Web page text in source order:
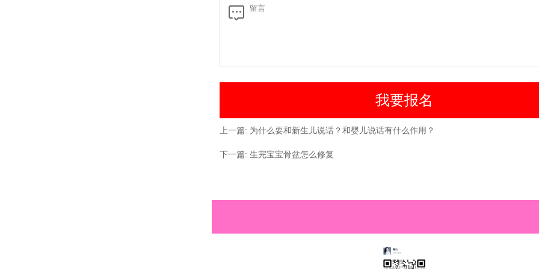
上一篇: 为什么要和新生儿说话？和婴儿说话有什么作用？
下一篇: 生完宝宝骨盆怎么修复